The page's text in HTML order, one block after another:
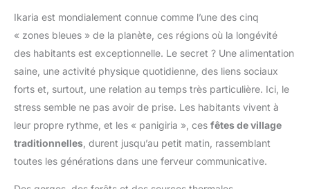
Ikaria est mondialement connue comme l’une des cinq
« zones bleues » de la planète, ces régions où la longévité
des habitants est exceptionnelle. Le secret ? Une alimentation
saine, une activité physique quotidienne, des liens sociaux
forts et, surtout, une relation au temps très particulière. Ici, le
stress semble ne pas avoir de prise. Les habitants vivent à
leur propre rythme, et les « panigiria », ces fêtes de village
traditionnelles , durent jusqu’au petit matin, rassemblant
toutes les générations dans une ferveur communicative.